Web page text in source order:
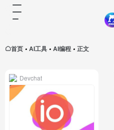
首页 • AI工具 • AI编程 • 正文
Devchat